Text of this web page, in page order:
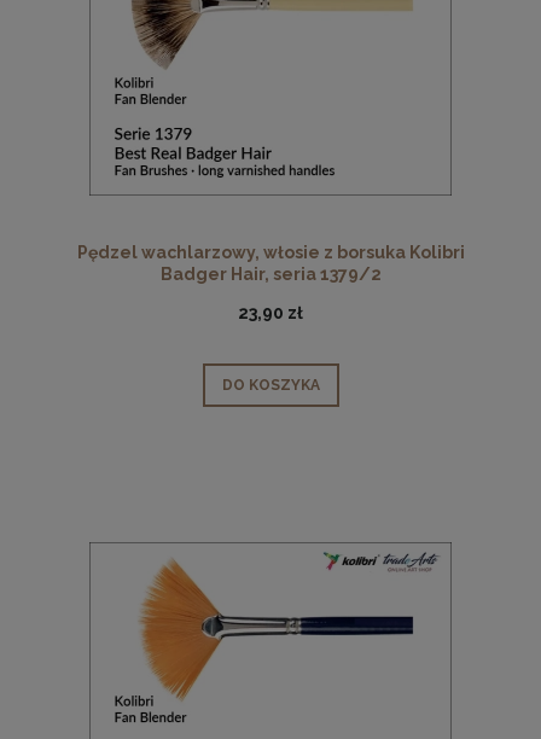
Pędzel wachlarzowy, włosie z borsuka Kolibri
Badger Hair, seria 1379/2
23,90 zł
DO KOSZYKA